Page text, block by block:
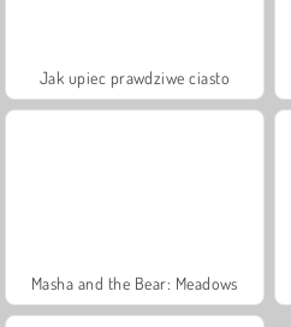
Jak upiec prawdziwe ciasto
Masha and the Bear: Meadows